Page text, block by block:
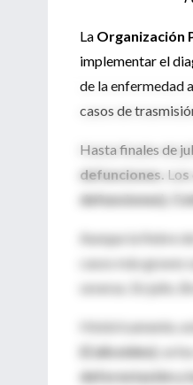
La Organización
implementar el
de la enfermedad
casos de
Hasta finales de
defunciones. Los
defunciones),
Aunque la fiebre
casos más
severas. En julio,
Históricamente,
(Culicoides) , se
deforestación y